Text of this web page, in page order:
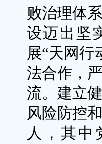
败治理体
设迈出坚
展“天网行
法合作，
流。建立
风险防控
人，其中